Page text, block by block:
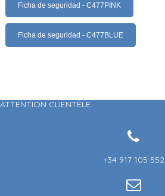
Ficha de seguridad - C477PINK
Ficha de seguridad - C477BLUE
ATTENTION CLIENTÈLE
+34 917 105 552